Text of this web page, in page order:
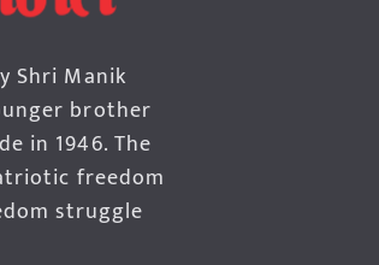
Shri Manik
brother
in 1946. The
freedom
struggle